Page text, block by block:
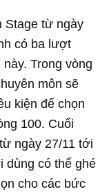
Stage từ ngày
có ba lượt
Trong vòng
môn sẽ
kiện để chọn
100. Cuối
ngày 27/11 tới
dùng có thể ghé
cho các bức